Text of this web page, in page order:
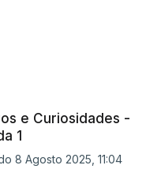
e Curiosidades -
1
8 Agosto 2025, 11:04